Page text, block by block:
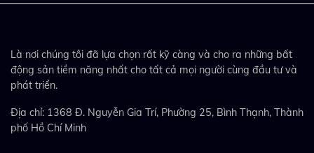
Là nơi chúng tôi đã lựa chọn rất kỹ càng và cho ra những bất
động sản tiềm năng nhất cho tất cả mọi người cùng đầu tư và
phát triển.
Địa chỉ: 1368 Đ. Nguyễn Gia Trí, Phường 25, Bình Thạnh, Thành
phố Hồ Chí Minh